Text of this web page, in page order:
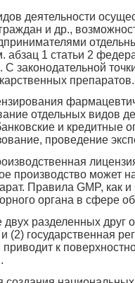
деятельности
и др.,
абзац 1 статьи 2
законодательной
препаратов.
отдельных видов
и кредитные
проведение
производство может
Правила GMP, как
органа в сфере
разделенных друг
(2) государственная
к